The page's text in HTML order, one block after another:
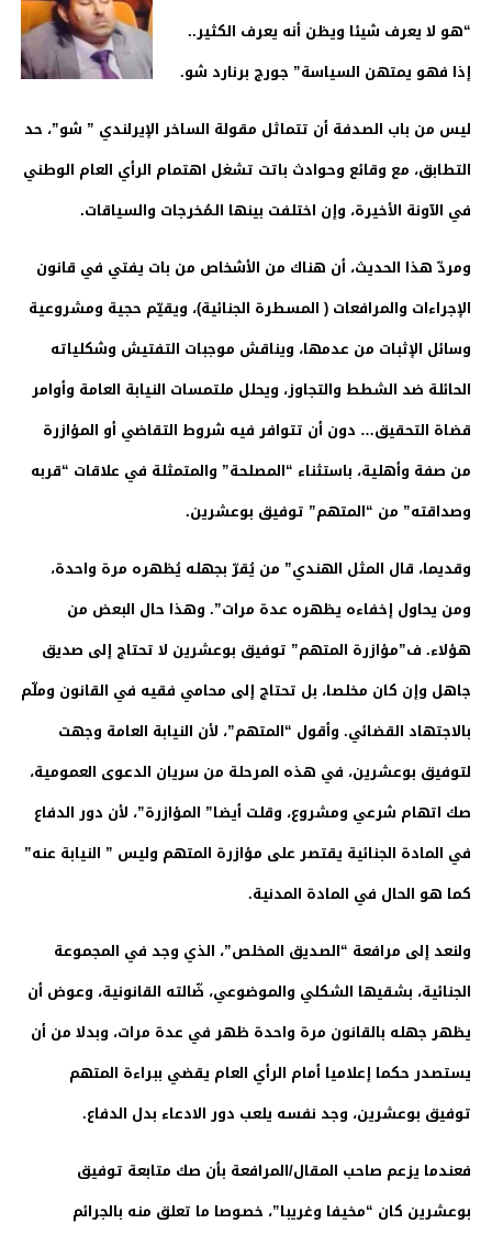
“هو لا يعرف شيئا ويظن أنه يعرف الكثير..
إذا فهو يمتهن السياسة” جورج برنارد شو.
ليس من باب الصدفة أن تتماثل مقولة الساخر الإيرلندي ” شو”، حد
التطابق، مع وقائع وحوادث باتت تشغل اهتمام الرأي العام الوطني
في الآونة الأخيرة، وإن اختلفت بينها الـمُخرجات والسياقات.
ومردّ هذا الحديث، أن هناك من الأشخاص من بات يفتي في قانون
الإجراءات والمرافعات ( المسطرة الجنائية)، ويقيّم حجية ومشروعية
وسائل الإثبات من عدمها، ويناقش موجبات التفتيش وشكلياته
الحائلة ضد الشطط والتجاوز، ويحلل ملتمسات النيابة العامة وأوامر
قضاة التحقيق… دون أن تتوافر فيه شروط التقاضي أو المؤازرة
من صفة وأهلية، باستثناء “المصلحة” والمتمثلة في علاقات “قربه
وصداقته” من “المتهم” توفيق بوعشرين.
وقديما، قال المثل الهندي” من يُقرّ بجهله يُظهره مرة واحدة،
ومن يحاول إخفاءه يظهره عدة مرات”. وهذا حال البعض من
هؤلاء. ف”مؤازرة المتهم” توفيق بوعشرين لا تحتاج إلى صديق
جاهل وإن كان مخلصا، بل تحتاج إلى محامي فقيه في القانون وملّم
بالاجتهاد القضائي. وأقول “المتهم”، لأن النيابة العامة وجهت
لتوفيق بوعشرين، في هذه المرحلة من سريان الدعوى العمومية،
صك اتهام شرعي ومشروع، وقلت أيضا” المؤازرة”، لأن دور الدفاع
في المادة الجنائية يقتصر على مؤازرة المتهم وليس ” النيابة عنه”
كما هو الحال في المادة المدنية.
ولنعد إلى مرافعة “الصديق المخلص”، الذي وجد في المجموعة
الجنائية، بشقيها الشكلي والموضوعي، ضّالته القانونية، وعوض أن
يظهر جهله بالقانون مرة واحدة ظهر في عدة مرات، وبدلا من أن
يستصدر حكما إعلاميا أمام الرأي العام يقضي ببراءة المتهم
توفيق بوعشرين، وجد نفسه يلعب دور الادعاء بدل الدفاع.
فعندما يزعم صاحب المقال/المرافعة بأن صك متابعة توفيق
بوعشرين كان “مخيفا وغريبا”، خصوصا ما تعلق منه بالجرائم